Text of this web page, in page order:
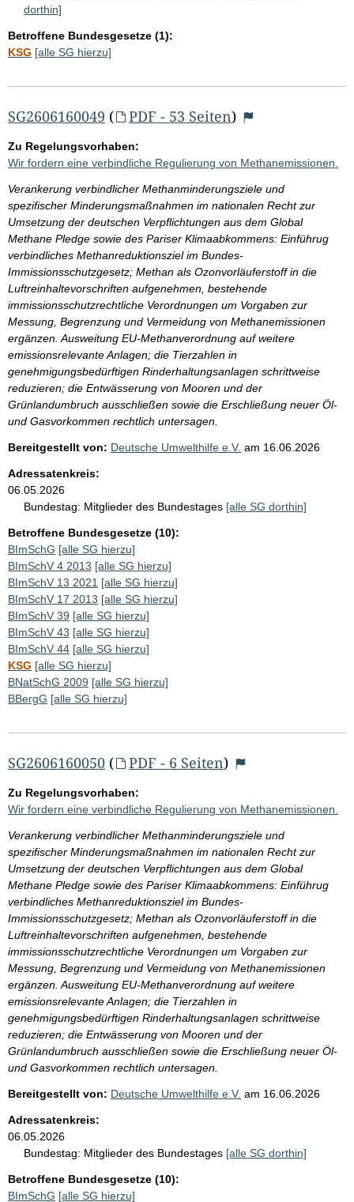
dorthin]
Betroffene Bundesgesetze (1):
KSG [alle SG hierzu]
SG2606160049 ( PDF - 53 Seiten)
Zu Regelungsvorhaben:
Wir fordern eine verbindliche Regulierung von Methanemissionen.
Verankerung verbindlicher Methanminderungsziele und
spezifischer Minderungsmaßnahmen im nationalen Recht zur
Umsetzung der deutschen Verpflichtungen aus dem Global
Methane Pledge sowie des Pariser Klimaabkommens: Einführug
verbindliches Methanreduktionsziel im Bundes-
Immissionsschutzgesetz; Methan als Ozonvorläuferstoff in die
Luftreinhaltevorschriften aufgenehmen, bestehende
immissionsschutzrechtliche Verordnungen um Vorgaben zur
Messung, Begrenzung und Vermeidung von Methanemissionen
ergänzen. Ausweitung EU-Methanverordnung auf weitere
emissionsrelevante Anlagen; die Tierzahlen in
genehmigungsbedürftigen Rinderhaltungsanlagen schrittweise
reduzieren; die Entwässerung von Mooren und der
Grünlandumbruch ausschließen sowie die Erschließung neuer Öl-
und Gasvorkommen rechtlich untersagen.
Bereitgestellt von: Deutsche Umwelthilfe e.V. am 16.06.2026
Adressatenkreis:
06.05.2026
Bundestag: Mitglieder des Bundestages [alle SG dorthin]
Betroffene Bundesgesetze (10):
BImSchG [alle SG hierzu]
BImSchV 4 2013 [alle SG hierzu]
BImSchV 13 2021 [alle SG hierzu]
BImSchV 17 2013 [alle SG hierzu]
BImSchV 39 [alle SG hierzu]
BImSchV 43 [alle SG hierzu]
BImSchV 44 [alle SG hierzu]
KSG [alle SG hierzu]
BNatSchG 2009 [alle SG hierzu]
BBergG [alle SG hierzu]
SG2606160050 ( PDF - 6 Seiten)
Zu Regelungsvorhaben:
Wir fordern eine verbindliche Regulierung von Methanemissionen.
Verankerung verbindlicher Methanminderungsziele und
spezifischer Minderungsmaßnahmen im nationalen Recht zur
Umsetzung der deutschen Verpflichtungen aus dem Global
Methane Pledge sowie des Pariser Klimaabkommens: Einführug
verbindliches Methanreduktionsziel im Bundes-
Immissionsschutzgesetz; Methan als Ozonvorläuferstoff in die
Luftreinhaltevorschriften aufgenehmen, bestehende
immissionsschutzrechtliche Verordnungen um Vorgaben zur
Messung, Begrenzung und Vermeidung von Methanemissionen
ergänzen. Ausweitung EU-Methanverordnung auf weitere
emissionsrelevante Anlagen; die Tierzahlen in
genehmigungsbedürftigen Rinderhaltungsanlagen schrittweise
reduzieren; die Entwässerung von Mooren und der
Grünlandumbruch ausschließen sowie die Erschließung neuer Öl-
und Gasvorkommen rechtlich untersagen.
Bereitgestellt von: Deutsche Umwelthilfe e.V. am 16.06.2026
Adressatenkreis:
06.05.2026
Bundestag: Mitglieder des Bundestages [alle SG dorthin]
Betroffene Bundesgesetze (10):
BImSchG [alle SG hierzu]